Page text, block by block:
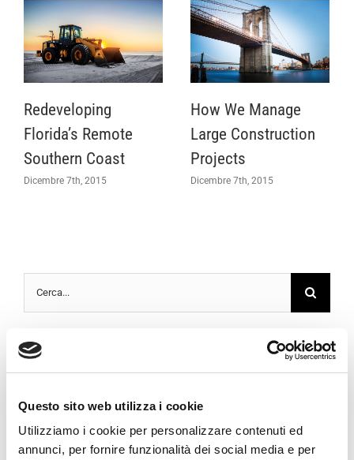
Questo sito web utilizza i cookie
Utilizziamo i cookie per personalizzare contenuti ed
annunci, per fornire funzionalità dei social media e per
Redeveloping
Florida’s Remote
Southern Coast
Dicembre 7th, 2015
How We Manage
Large Construction
Projects
Dicembre 7th, 2015
per:
Ciao mondo!
Redeveloping Florida’s Remote Southern Coast